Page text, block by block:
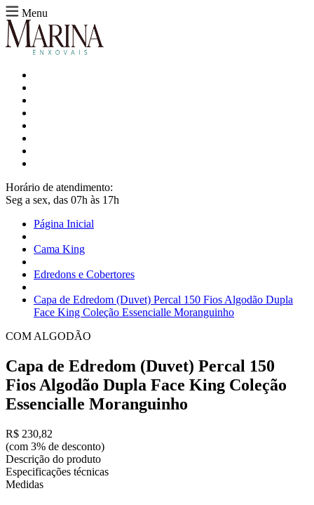
Menu
Horário de atendimento:
Seg a sex, das 07h às 17h
Página Inicial
Cama King
Edredons e Cobertores
Capa de Edredom (Duvet) Percal 150 Fios Algodão Dupla
Face King Coleção Essencialle Moranguinho
COM ALGODÃO
Capa de Edredom (Duvet) Percal 150
Fios Algodão Dupla Face King Coleção
Essencialle Moranguinho
R$ 230,82
(com 3% de desconto)
Descrição do produto
Especificações técnicas
Medidas